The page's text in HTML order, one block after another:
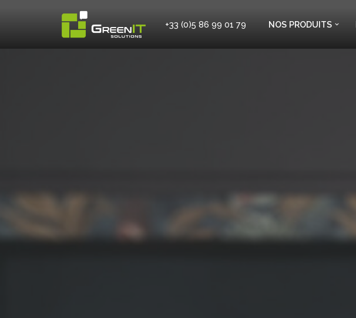
+33 (0)5 86 99 01 79 NOS PRODUITS